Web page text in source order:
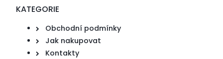
KATEGORIE
Obchodní podmínky
Jak nakupovat
Kontakty